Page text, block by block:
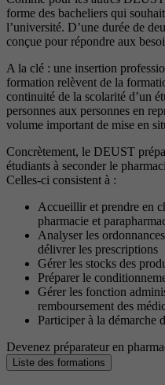
forme des bacheliers qui
l’université. D’une durée de
conçue pour répondre aux
A la clé : une insertion
formation relèvent de la
continuité de la scolarité d’un
personnes aux personnes en
volume important de mise en
Concrètement, le DEUST
étudiants à seconder le
Celles-ci consistent à :
Accueillir et prendre en
pharmacie et
Analyser les
délivrer les prescriptions
Gérer les stocks des
Préparer le
Gérer les fonction
remboursement des
Participer à la démarche
Devenez préparateur en
Liste des formations